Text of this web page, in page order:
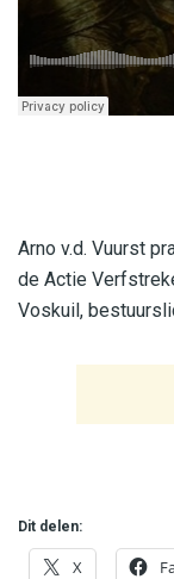
Arno v.d. Vuurst
de Actie
Voskuil,
Dit delen:
X